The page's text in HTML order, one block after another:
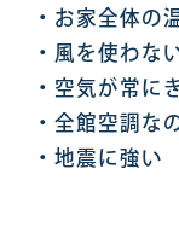
・お家全体の
・風を使わな
・空気が常に
・全館空調な
・地震に強い